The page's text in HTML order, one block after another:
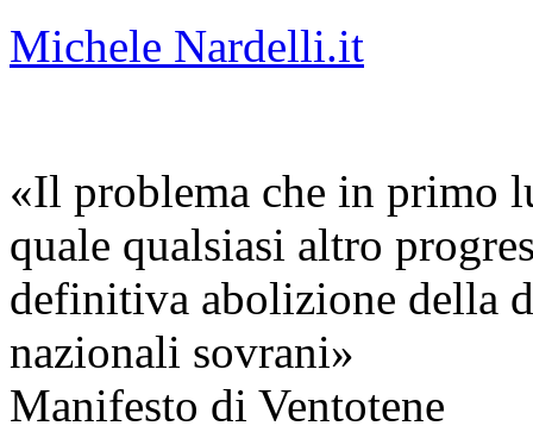
Michele Nardelli.it
«Il problema che in primo
quale qualsiasi altro
definitiva abolizione della
nazionali sovrani»
Manifesto di Ventotene